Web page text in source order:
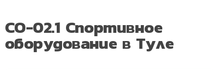
СО-02.1 Спортивное
оборудование в Туле